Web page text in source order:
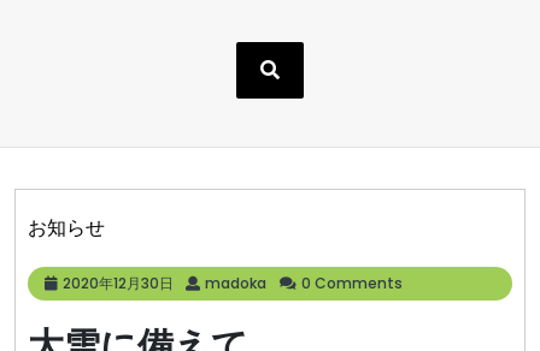
お知らせ
2020年12月30日
2020
年
12
月
madoka madoka
0 Comments